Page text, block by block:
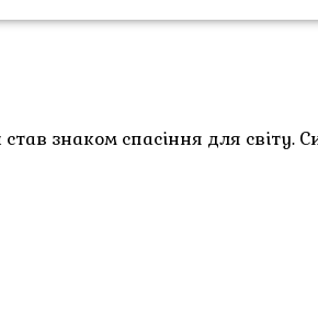
знаком спасіння для світу.